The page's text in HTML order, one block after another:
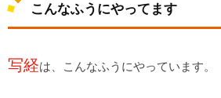
こんなふうにやってます
写経は、こんなふうにやっています。